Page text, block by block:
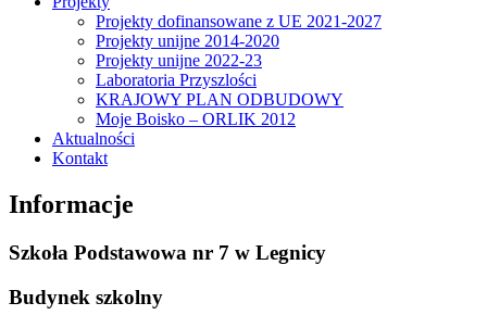
Projekty dofinansowane z UE 2021-2027
Projekty unijne 2014-2020
Projekty unijne 2022-23
Laboratoria Przyszlości
KRAJOWY PLAN ODBUDOWY
Moje Boisko – ORLIK 2012
Aktualności
Kontakt
Informacje
Szkoła Podstawowa nr 7 w Legnicy
Budynek szkolny